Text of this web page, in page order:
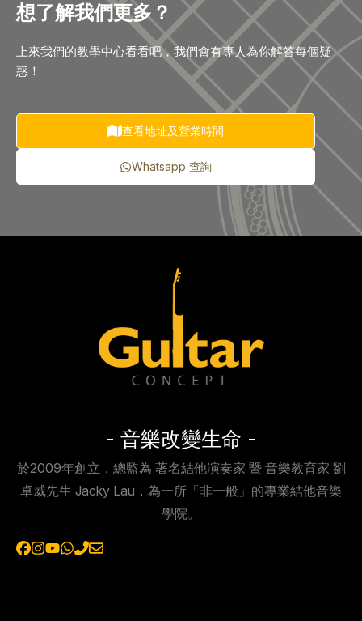
想了解我們更多？
上來我們的教學中心看看吧，我們會有專人為你解答每個疑
惑！
查看地址及營業時間
Whatsapp 查詢
- 音樂改變生命 -
於2009年創立，總監為 著名結他演奏家 暨 音樂教育家 劉
卓威先生 Jacky Lau，為一所「非一般」的專業結他音樂
學院。